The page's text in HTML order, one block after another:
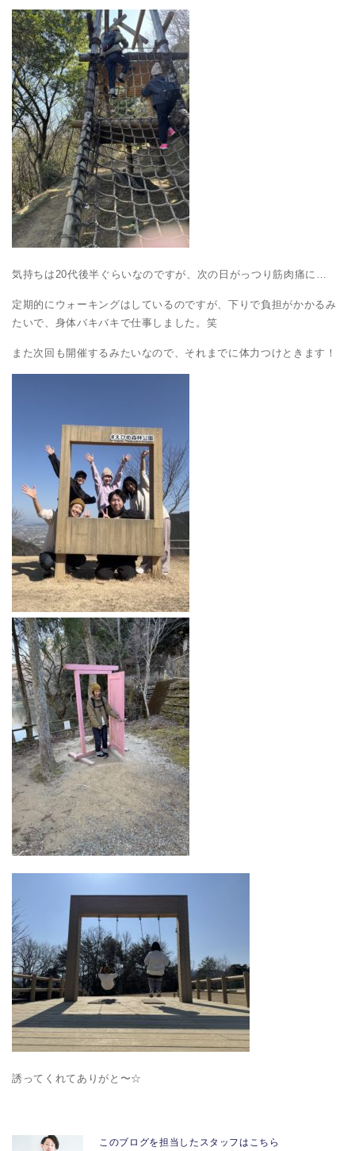
気持ちは20代後半ぐらいなのですが、次の日がっつり筋肉痛に…
定期的にウォーキングはしているのですが、下りで負担がかかるみ
たいで、身体バキバキで仕事しました。笑
また次回も開催するみたいなので、それまでに体力つけときます！
誘ってくれてありがと〜☆
このブログを担当したスタッフはこちら